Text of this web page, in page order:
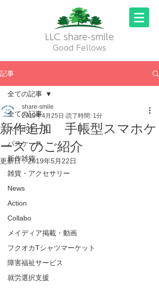
LLC share-smile
Good Fellows
記事
全ての記事
スマホケース
パスケース
新作雑貨
雑貨・アクセサリー
News
Action
Collabo
メイディア掲載・動画
フクオカTシャツマーケット
障害福祉サービス
就労選択支援
全ての記事
新作追加 手帳型スマホケ
ース のご紹介
share-smile
2019年4月25日 読了時間: 1分
更新日：2019年5月22日